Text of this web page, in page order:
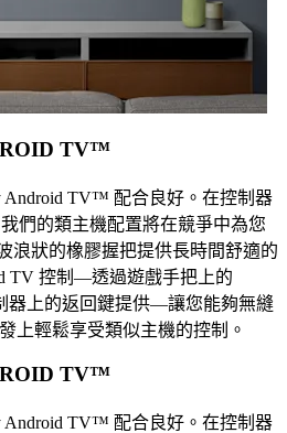
TV™
Android TV™ 配合良好。在控制器
們的類主機配置將在競爭中為您
浪狀的橡膠握把提供長時間舒適的
TV 控制—透過遊戲手把上的
器上的返回鍵提供—讓您能夠無縫
上輕鬆享受類似主機的控制。
TV™
Android TV™ 配合良好。在控制器